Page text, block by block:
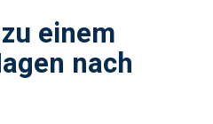
einem
nach